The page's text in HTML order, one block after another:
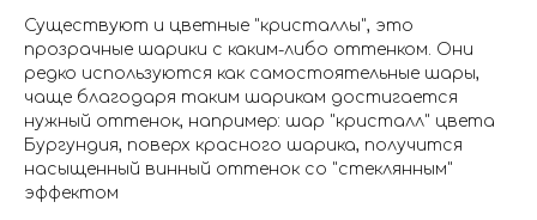
Существуют и цветные "кристаллы", это
прозрачные шарики с каким-либо оттенком. Они
редко используются как самостоятельные шары,
чаще благодаря таким шарикам достигается
нужный оттенок, например: шар "кристалл" цвета
Бургундия, поверх красного шарика, получится
насыщенный винный оттенок со "стеклянным"
эффектом